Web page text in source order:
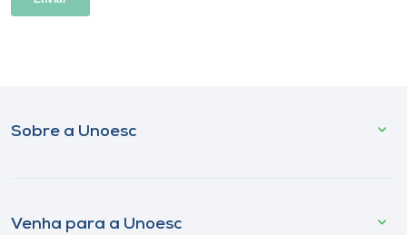
Sobre a Unoesc
Venha para a Unoesc